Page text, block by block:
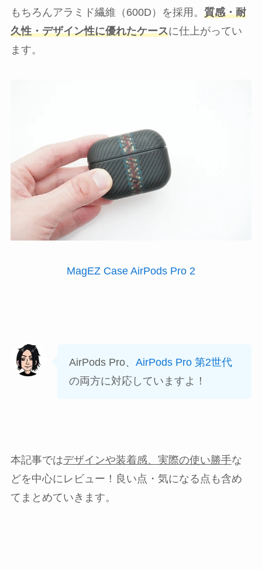
もちろんアラミド繊維（600D）を採用。 質感・耐
久性・デザイン性に優れたケースに仕上がってい
ます。
MagEZ Case AirPods Pro 2
AirPods Pro、 AirPods Pro 第2世代
の両方に対応していますよ！
本記事ではデザインや装着感、実際の使い勝手な
どを中心にレビュー！良い点・気になる点も含め
てまとめていきます。